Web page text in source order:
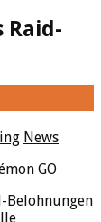
Raid-
News
Belohnungen